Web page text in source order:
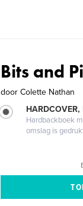
Bits and
door Colette Nathan
Hardbackboek
omslag is